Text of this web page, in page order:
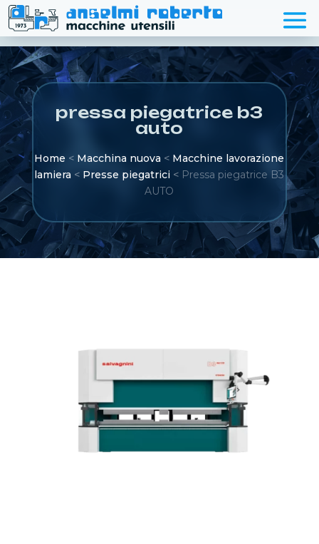
pressa piegatrice b3
auto
Home < Macchina nuova < Macchine lavorazione
lamiera < Presse piegatrici < Pressa piegatrice B3
AUTO